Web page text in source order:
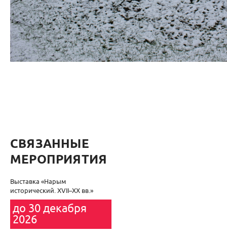
СВЯЗАННЫЕ
МЕРОПРИЯТИЯ
Выставка «Нарым
исторический. XVII–XХ вв.»
до 30 декабря
2026